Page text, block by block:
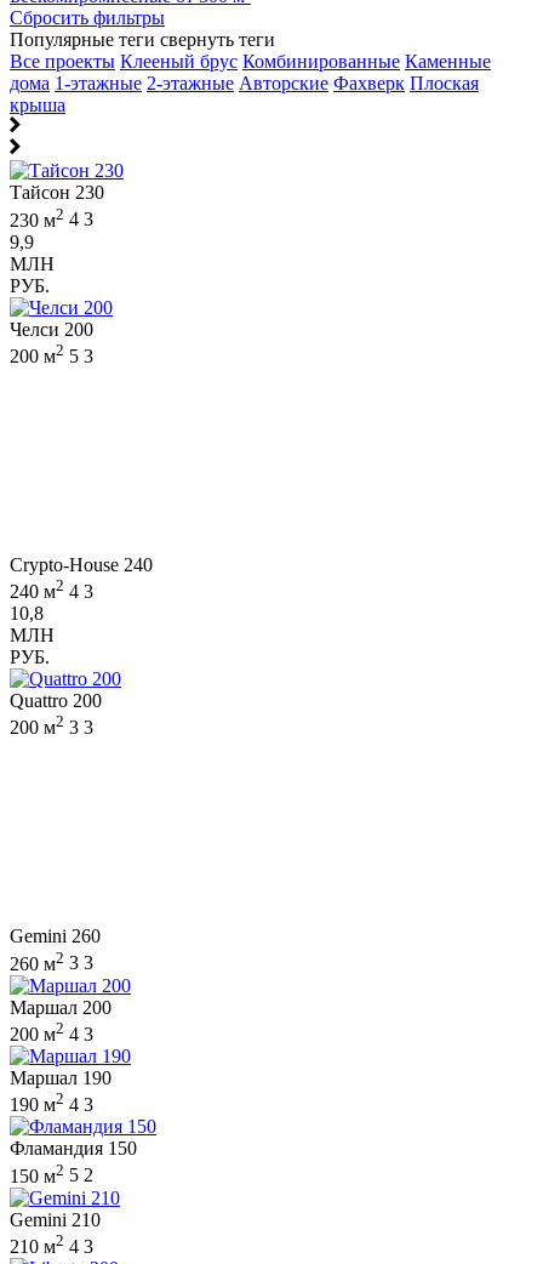
Сбросить фильтры
Популярные теги свернуть теги
Все проекты Клееный брус Комбинированные Каменные
дома 1-этажные 2-этажные Авторские Фахверк Плоская
крыша
Тайсон 230
230 м2 4 3
9,9
МЛН
РУБ.
Челси 200
200 м2 5 3
Crypto-House 240
240 м2 4 3
10,8
МЛН
РУБ.
Quattro 200
200 м2 3 3
Gemini 260
260 м2 3 3
Маршал 200
200 м2 4 3
Маршал 190
190 м2 4 3
Фламандия 150
150 м2 5 2
Gemini 210
210 м2 4 3